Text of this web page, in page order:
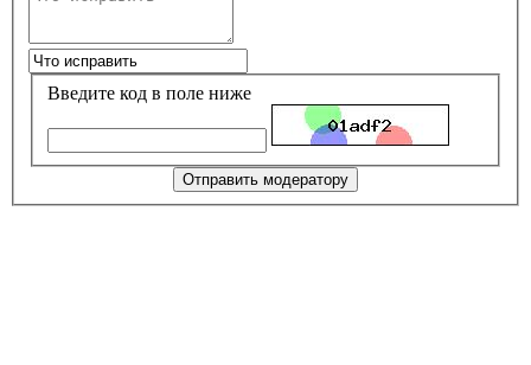
Введите код в поле ниже
Отправить модератору